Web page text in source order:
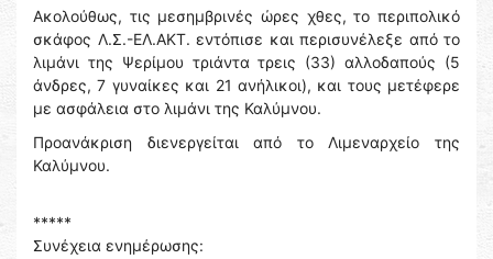
Ακολούθως, τις μεσημβρινές ώρες χθες, το περιπολικό
σκάφος Λ.Σ.-ΕΛ.ΑΚΤ. εντόπισε και περισυνέλεξε από το
λιμάνι της Ψερίμου τριάντα τρεις (33) αλλοδαπούς (5
άνδρες, 7 γυναίκες και 21 ανήλικοι), και τους μετέφερε
με ασφάλεια στο λιμάνι της Καλύμνου.
Προανάκριση διενεργείται από το Λιμεναρχείο της
Καλύμνου.
*****
Συνέχεια ενημέρωσης: